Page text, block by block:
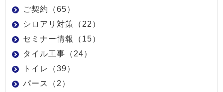
ご契約（65）
シロアリ対策（22）
セミナー情報（15）
タイル工事（24）
トイレ（39）
パース（2）